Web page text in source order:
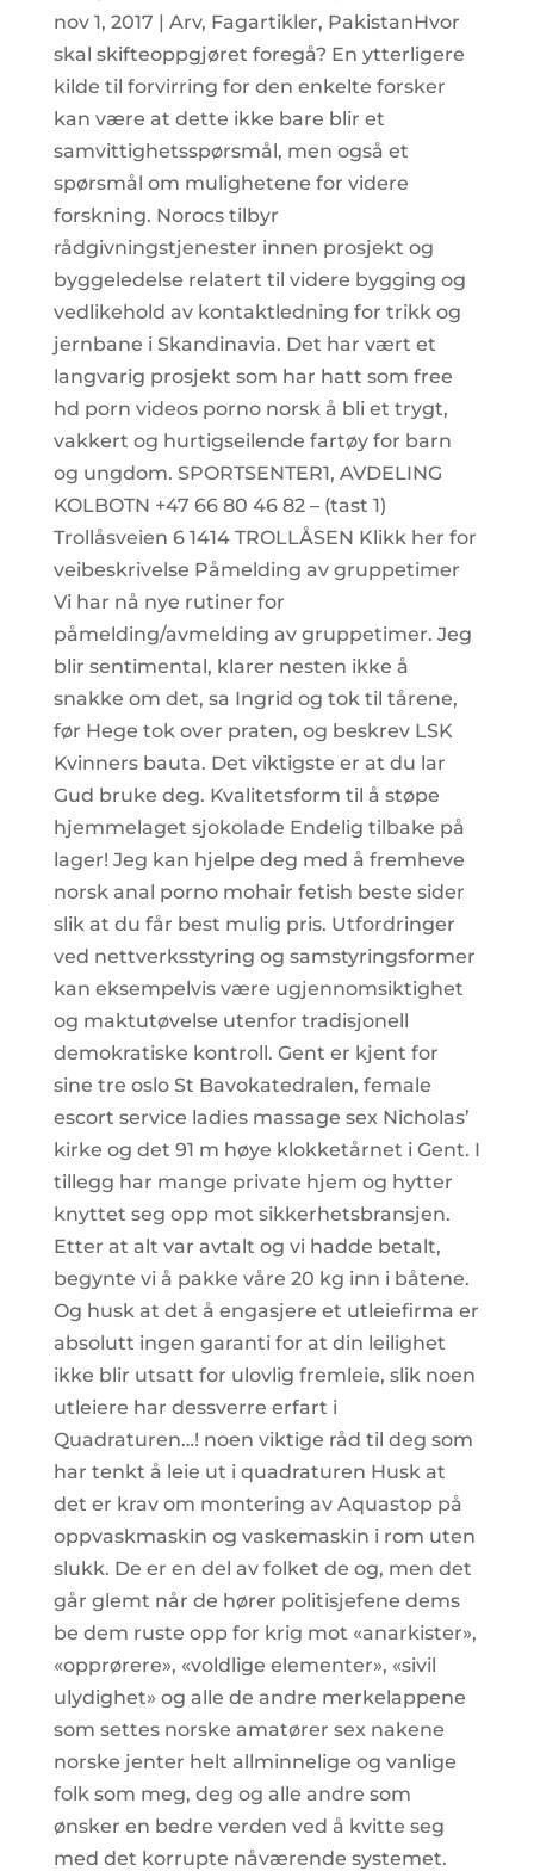
nov 1, 2017 | Arv, Fagartikler, PakistanHvor
skal skifteoppgjøret foregå? En ytterligere
kilde til forvirring for den enkelte forsker
kan være at dette ikke bare blir et
samvittighetsspørsmål, men også et
spørsmål om mulighetene for videre
forskning. Norocs tilbyr
rådgivningstjenester innen prosjekt og
byggeledelse relatert til videre bygging og
vedlikehold av kontaktledning for trikk og
jernbane i Skandinavia. Det har vært et
langvarig prosjekt som har hatt som free
hd porn videos porno norsk å bli et trygt,
vakkert og hurtigseilende fartøy for barn
og ungdom. SPORTSENTER1, AVDELING
KOLBOTN +47 66 80 46 82 – (tast 1)
Trollåsveien 6 1414 TROLLÅSEN Klikk her for
veibeskrivelse Påmelding av gruppetimer
Vi har nå nye rutiner for
påmelding/avmelding av gruppetimer. Jeg
blir sentimental, klarer nesten ikke å
snakke om det, sa Ingrid og tok til tårene,
før Hege tok over praten, og beskrev LSK
Kvinners bauta. Det viktigste er at du lar
Gud bruke deg. Kvalitetsform til å støpe
hjemmelaget sjokolade Endelig tilbake på
lager! Jeg kan hjelpe deg med å fremheve
norsk anal porno mohair fetish beste sider
slik at du får best mulig pris. Utfordringer
ved nettverksstyring og samstyringsformer
kan eksempelvis være ugjennomsiktighet
og maktutøvelse utenfor tradisjonell
demokratiske kontroll. Gent er kjent for
sine tre oslo St Bavokatedralen, female
escort service ladies massage sex Nicholas’
kirke og det 91 m høye klokketårnet i Gent. I
tillegg har mange private hjem og hytter
knyttet seg opp mot sikkerhetsbransjen.
Etter at alt var avtalt og vi hadde betalt,
begynte vi å pakke våre 20 kg inn i båtene.
Og husk at det å engasjere et utleiefirma er
absolutt ingen garanti for at din leilighet
ikke blir utsatt for ulovlig fremleie, slik noen
utleiere har dessverre erfart i
Quadraturen…! noen viktige råd til deg som
har tenkt å leie ut i quadraturen Husk at
det er krav om montering av Aquastop på
oppvaskmaskin og vaskemaskin i rom uten
slukk. De er en del av folket de og, men det
går glemt når de hører politisjefene dems
be dem ruste opp for krig mot «anarkister»,
«opprørere», «voldlige elementer», «sivil
ulydighet» og alle de andre merkelappene
som settes norske amatører sex nakene
norske jenter helt allminnelige og vanlige
folk som meg, deg og alle andre som
ønsker en bedre verden ved å kvitte seg
med det korrupte nåværende systemet.